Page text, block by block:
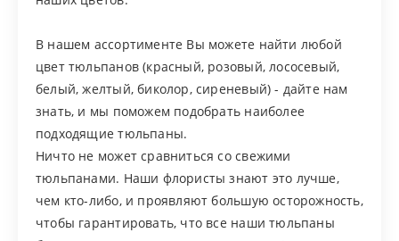
В нашем ассортименте Вы можете найти любой
цвет тюльпанов (красный, розовый, лососевый,
белый, желтый, биколор, сиреневый) - дайте нам
знать, и мы поможем подобрать наиболее
подходящие тюльпаны.
Ничто не может сравниться со свежими
тюльпанами. Наши флористы знают это лучше,
чем кто-либо, и проявляют большую осторожность,
чтобы гарантировать, что все наши тюльпаны